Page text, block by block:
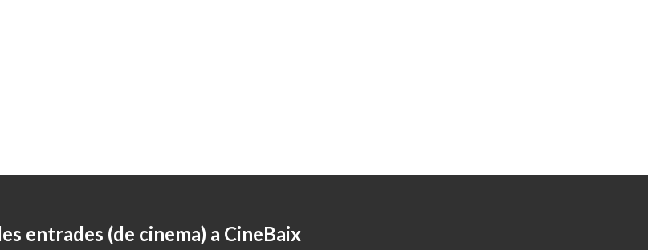
entrades (de cinema) a CineBaix